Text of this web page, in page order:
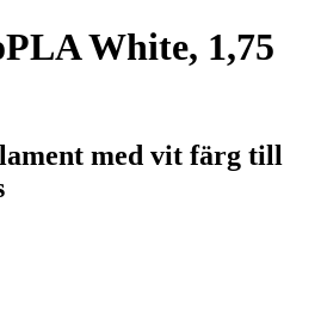
White, 1,75
med vit färg till